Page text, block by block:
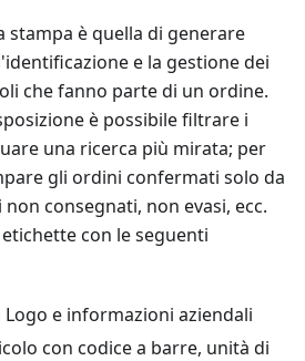
stampa è quella di generare
e la gestione dei
che fanno parte di un ordine.
è possibile filtrare i
una ricerca più mirata; per
gli ordini confermati solo da
consegnati, non evasi, ecc.
con le seguenti
e informazioni aziendali
con codice a barre, unità di